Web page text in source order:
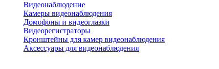
Видеонаблюдение
Камеры видеонаблюдения
Домофоны и видеоглазки
Видеорегистраторы
Кронштейны для камер видеонаблюдения
Аксессуары для видеонаблюдения